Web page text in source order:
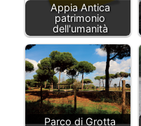
Appia Antica
patrimonio
dell'umanità
Parco di Grotta